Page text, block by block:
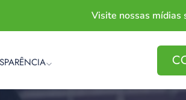
Visite nossas mídias